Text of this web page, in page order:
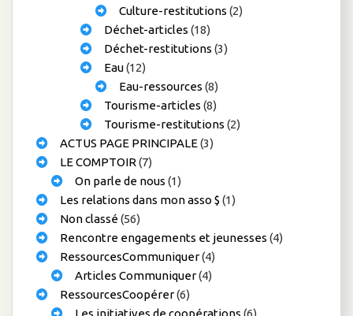
Culture-restitutions (2)
Déchet-articles (18)
Déchet-restitutions (3)
Eau(12)
Eau-ressources (8)
Tourisme-articles (8)
Tourisme-restitutions (2)
ACTUS PAGE PRINCIPALE(3)
LE COMPTOIR (7)
On parle de nous (1)
Les relations dans mon asso $ (1)
Non classé(56)
Rencontre engagements et jeunesses (4)
RessourcesCommuniquer(4)
Articles Communiquer(4)
RessourcesCoopérer(6)
Les initiatives de coopérations (6)